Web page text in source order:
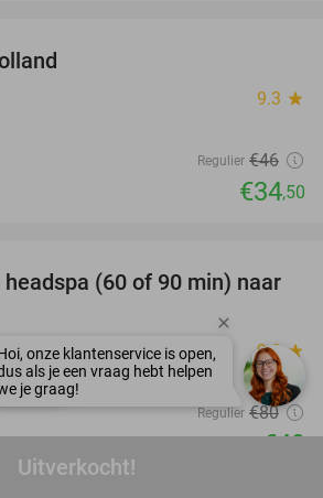
Uitverkocht!
9.3 star
Regulier €46
€34,50
39%
(60 of 90 min) naar
9.8 star
Regulier €80
€49
close